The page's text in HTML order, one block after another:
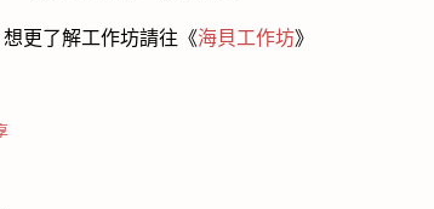
更了解工作坊請往《海貝工作坊》